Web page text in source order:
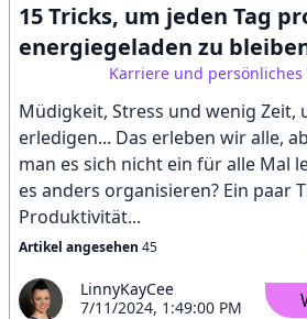
15 Tricks, um jeden Tag
energiegeladen zu
Karriere und persönliches
Müdigkeit, Stress und wenig Zeit,
erledigen... Das erleben wir alle,
man es sich nicht ein für alle Mal
es anders organisieren? Ein paar
Produktivität...
Artikel angesehen 45
LinnyKayCee
7/11/2024, 1:49:00 PM